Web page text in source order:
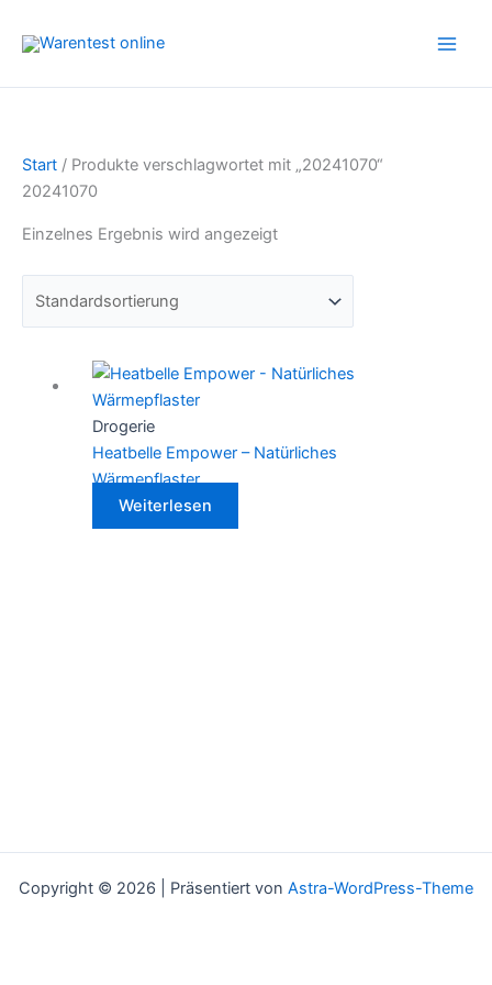
Inhalt
Start / Produkte verschlagwortet mit „20241070“
20241070
Einzelnes Ergebnis wird angezeigt
Drogerie
Heatbelle Empower – Natürliches
Wärmepflaster
Weiterlesen
Copyright © 2026 | Präsentiert von Astra-WordPress-Theme